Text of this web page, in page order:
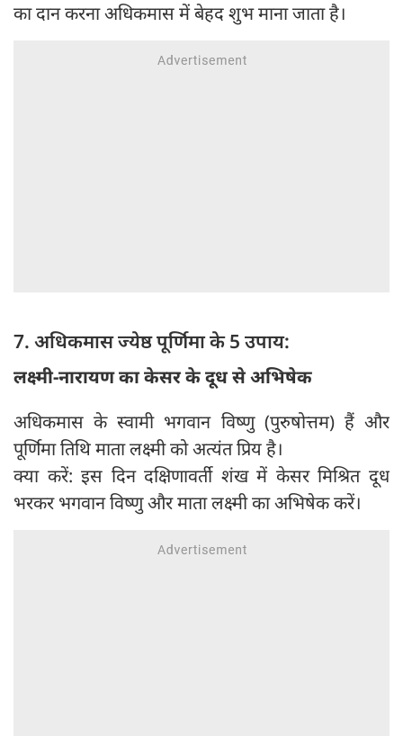
का दान करना अधिकमास में बेहद शुभ माना जाता है।
7. अधिकमास ज्येष्ठ पूर्णिमा के 5 उपाय:
लक्ष्मी-नारायण का केसर के दूध से अभिषेक
अधिकमास के स्वामी भगवान विष्णु (पुरुषोत्तम) हैं और
पूर्णिमा तिथि माता लक्ष्मी को अत्यंत प्रिय है।
क्या करें: इस दिन दक्षिणावर्ती शंख में केसर मिश्रित दूध
भरकर भगवान विष्णु और माता लक्ष्मी का अभिषेक करें।